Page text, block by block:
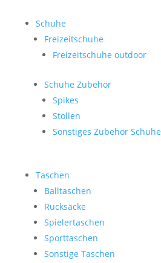
Schuhe
Freizeitschuhe
Freizeitschuhe outdoor
Schuhe Zubehör
Spikes
Stollen
Sonstiges Zubehör Schuhe
Taschen
Balltaschen
Rucksäcke
Spielertaschen
Sporttaschen
Sonstige Taschen